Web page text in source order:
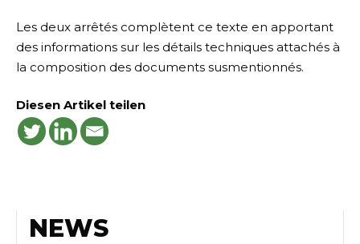
Les deux arrêtés complètent ce texte en apportant
des informations sur les détails techniques attachés à
la composition des documents susmentionnés.
Diesen Artikel teilen
NEWS